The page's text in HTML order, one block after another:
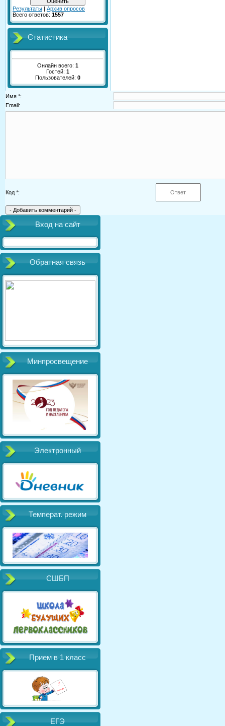
Результаты | Архив опросов
Всего ответов: 1557
Статистика
Онлайн всего: 1
Гостей: 1
Пользователей: 0
Имя *:
Email:
Код *:
Вход на сайт
Обратная связь
Минпросвещение
Электронный
Температ. режим
СШБП
Прием в 1 класс
ЕГЭ